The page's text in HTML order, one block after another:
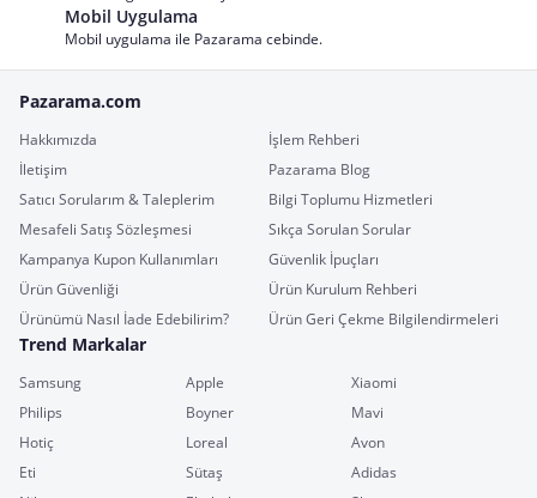
Mobil Uygulama
Mobil uygulama ile Pazarama cebinde.
Pazarama.com
Hakkımızda
İşlem Rehberi
İletişim
Pazarama Blog
Satıcı Sorularım & Taleplerim
Bilgi Toplumu Hizmetleri
Mesafeli Satış Sözleşmesi
Sıkça Sorulan Sorular
Kampanya Kupon Kullanımları
Güvenlik İpuçları
Ürün Güvenliği
Ürün Kurulum Rehberi
Ürünümü Nasıl İade Edebilirim?
Ürün Geri Çekme Bilgilendirmeleri
Trend Markalar
Samsung Apple
Xiaomi
Philips
Boyner
Mavi
Hotiç
Loreal
Avon
Eti
Sütaş
Adidas